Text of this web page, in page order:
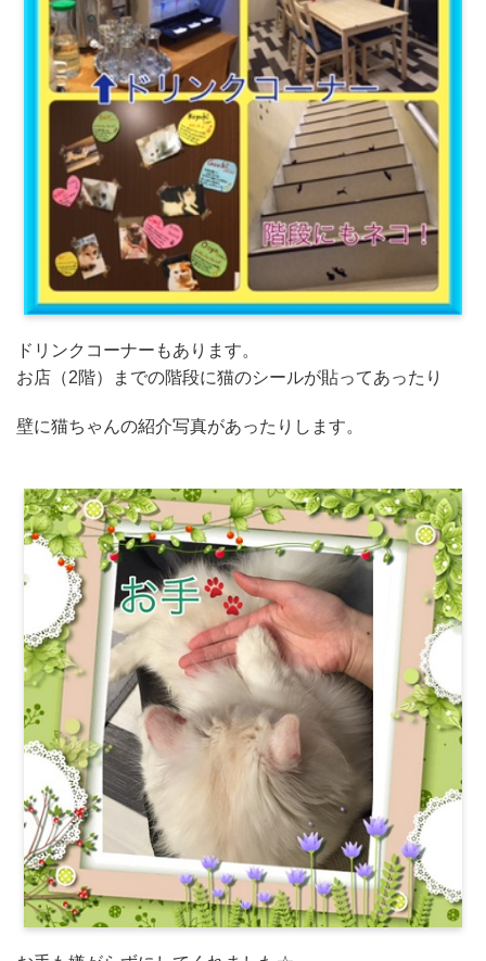
ドリンクコーナーもあります。
お店（2階）までの階段に猫のシールが貼ってあったり
壁に猫ちゃんの紹介写真があったりします。